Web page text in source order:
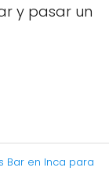
y pasar un
Bar en Inca para